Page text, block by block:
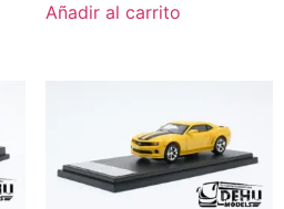
Añadir al carrito